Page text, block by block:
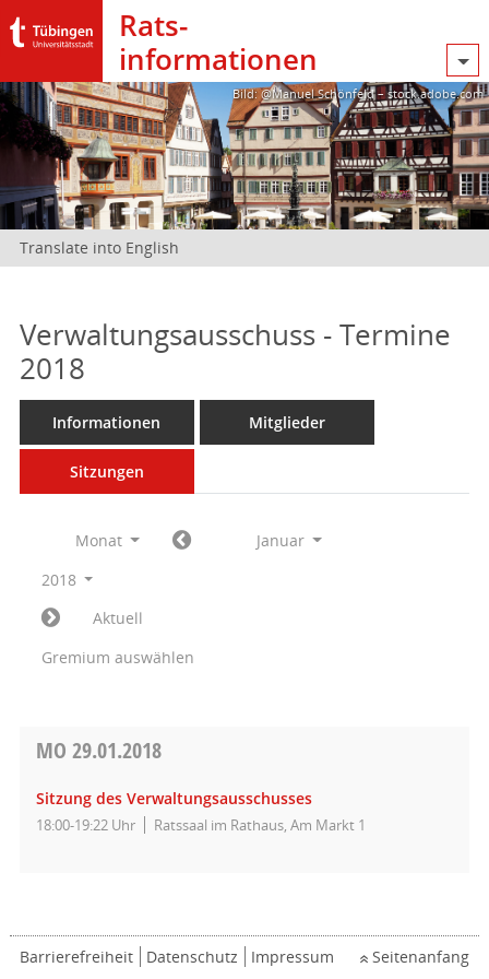
Rats­
informationen
Bild: @Manuel Schönfeld – stock.adobe.com
Translate into English
Verwaltungsausschuss - Termine
2018
Informationen Mitglieder
Sitzungen
Monat
Januar
2018
Aktuell
Gremium auswählen
MO 29.01.2018
Sitzung des Verwaltungsausschusses
18:00-19:22 Uhr Ratssaal im Rathaus, Am Markt 1
Barrierefreiheit Datenschutz Impressum Seitenanfang